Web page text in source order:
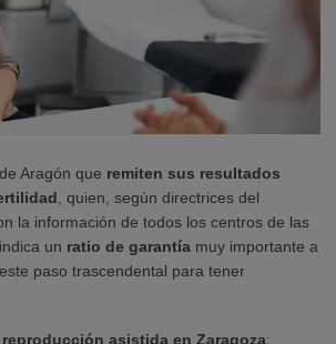
Aragón que remiten sus resultados
, quien, según directrices del
la información de todos los centros de las
un ratio de garantía muy importante a
paso trascendental para tener
reproducción asistida en Zaragoza: